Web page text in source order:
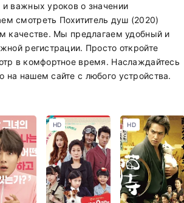
важных уроков о значении
смотреть Похититель душ (2020)
качестве. Мы предлагаем удобный и
регистрации. Просто откройте
в комфортное время. Наслаждайтесь
на нашем сайте с любого устройства.
HD HD